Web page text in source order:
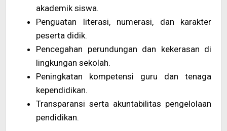
akademik siswa.
Penguatan literasi, numerasi, dan karakter
peserta didik.
Pencegahan perundungan dan kekerasan di
lingkungan sekolah.
Peningkatan kompetensi guru dan tenaga
kependidikan.
Transparansi serta akuntabilitas pengelolaan
pendidikan.